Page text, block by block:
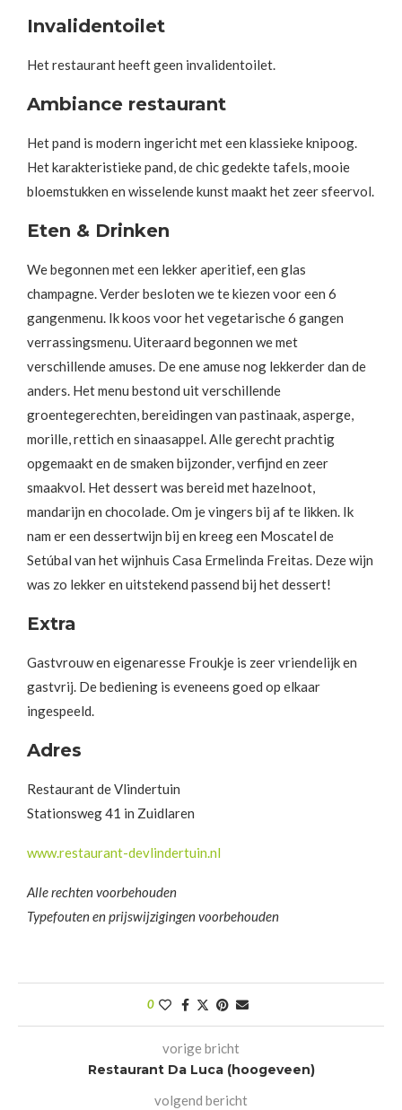
Invalidentoilet
Het restaurant heeft geen invalidentoilet.
Ambiance restaurant
Het pand is modern ingericht met een klassieke knipoog.
Het karakteristieke pand, de chic gedekte tafels, mooie
bloemstukken en wisselende kunst maakt het zeer sfeervol.
Eten & Drinken
We begonnen met een lekker aperitief, een glas
champagne. Verder besloten we te kiezen voor een 6
gangenmenu. Ik koos voor het vegetarische 6 gangen
verrassingsmenu. Uiteraard begonnen we met
verschillende amuses. De ene amuse nog lekkerder dan de
anders. Het menu bestond uit verschillende
groentegerechten, bereidingen van pastinaak, asperge,
morille, rettich en sinaasappel. Alle gerecht prachtig
opgemaakt en de smaken bijzonder, verfijnd en zeer
smaakvol. Het dessert was bereid met hazelnoot,
mandarijn en chocolade. Om je vingers bij af te likken. Ik
nam er een dessertwijn bij en kreeg een Moscatel de
Setúbal van het wijnhuis Casa Ermelinda Freitas. Deze wijn
was zo lekker en uitstekend passend bij het dessert!
Extra
Gastvrouw en eigenaresse Froukje is zeer vriendelijk en
gastvrij. De bediening is eveneens goed op elkaar
ingespeeld.
Adres
Restaurant de Vlindertuin
Stationsweg 41 in Zuidlaren
www.restaurant-devlindertuin.nl
Alle rechten voorbehouden
Typefouten en prijswijzigingen voorbehouden
0
vorige bricht
Restaurant Da Luca (hoogeveen)
volgend bericht